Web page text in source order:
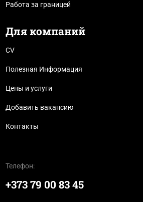
Работа за границей
Для компаний
CV
Полезная Информация
Цены и услуги
Добавить вакансию
Контакты
Телефон:
+373 79 00 83 45